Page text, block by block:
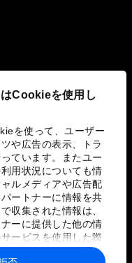
Cookieを使用し
を使って、ユーザー
や広告の表示、トラ
ています。またユー
用状況についても情
ルメディアや広告配
ートナーに情報を共
収集された情報は、
ーに提供した他の情
ービスを使用した際
み合わされ、各パー